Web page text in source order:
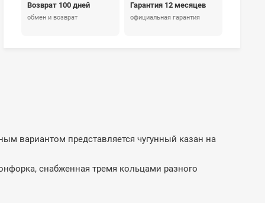
Возврат 100 дней
обмен и возврат
Гарантия 12 месяцев
официальная гарантия
вариантом представляется чугунный казан на
снабженная тремя кольцами разного